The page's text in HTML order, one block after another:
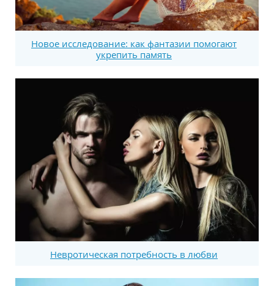
Новое исследование: как фантазии помогают
укрепить память
Невротическая потребность в любви